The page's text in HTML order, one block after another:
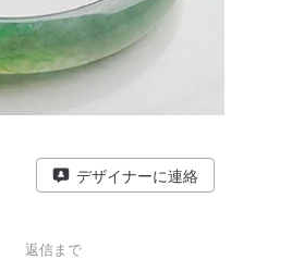
デザイナーに連絡
返信まで